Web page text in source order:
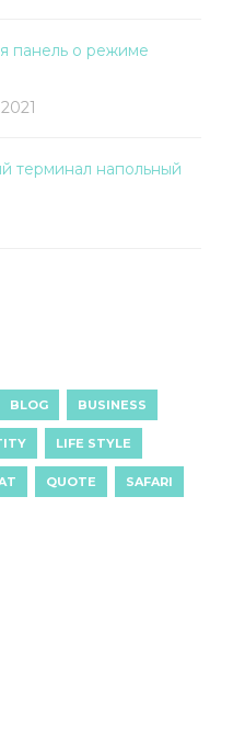
панель о режиме
терминал напольный
BLOG BUSINESS
LIFE STYLE
QUOTE SAFARI